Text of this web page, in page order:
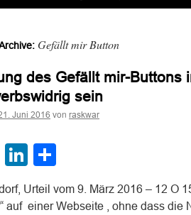
Gefällt mir Button
des Gefällt mir-Buttons
sein
Juni 2016 von raskwar
WhatsApp
LinkedIn
Urteil vom 9. März 2016 – 12 O
auf einer Webseite , ohne dass die